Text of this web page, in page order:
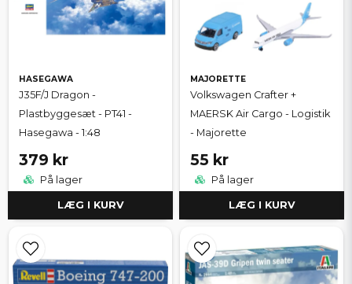
HASEGAWA
J35F/J Dragon -
Plastbyggesæt - PT41 -
Hasegawa - 1:48
379 kr
På lager
LÆG I KURV
MAJORETTE
Volkswagen Crafter +
MAERSK Air Cargo - Logistik
- Majorette
55 kr
På lager
LÆG I KURV